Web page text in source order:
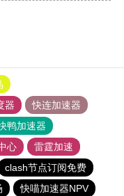
器
快连加速器
鸭加速器
心
雷霆加速
clash节点订阅免费
快喵加速器NPV